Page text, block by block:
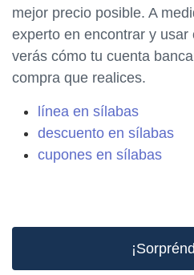
mejor precio posible. A
experto en encontrar y
verás cómo tu cuenta
compra que realices.
línea en sílabas
descuento en sílabas
cupones en sílabas